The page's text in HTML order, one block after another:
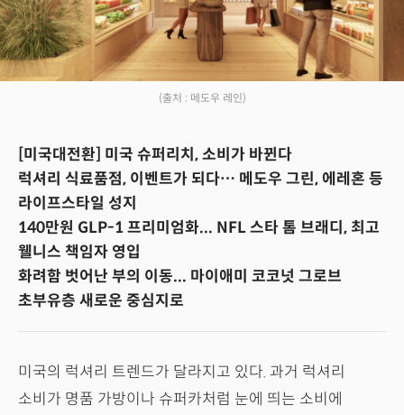
(출처 : 메도우 레인)
[미국대전환] 미국 슈퍼리치, 소비가 바뀐다
럭셔리 식료품점, 이벤트가 되다… 메도우 그린, 에레혼 등
라이프스타일 성지
140만원 GLP-1 프리미엄화... NFL 스타 톰 브래디, 최고
웰니스 책임자 영입
화려함 벗어난 부의 이동... 마이애미 코코넛 그로브
초부유층 새로운 중심지로
미국의 럭셔리 트렌드가 달라지고 있다. 과거 럭셔리
소비가 명품 가방이나 슈퍼카처럼 눈에 띄는 소비에